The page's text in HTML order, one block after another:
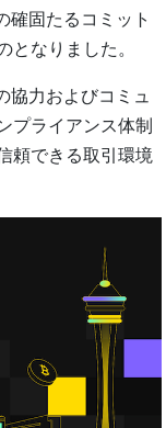
確固たるコミット
となりました。
協力およびコミュ
プライアンス体制
頼できる取引環境